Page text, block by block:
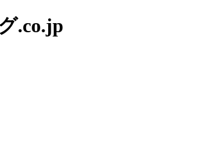
.co.jp